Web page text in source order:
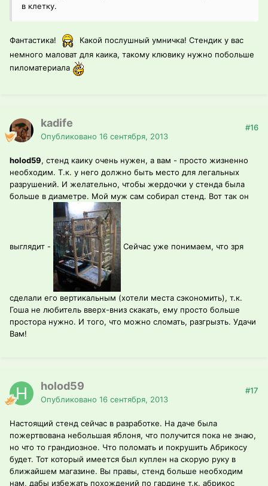
в клетку.
Фантастика!
Какой послушный умничка! Стендик у вас
немного маловат для каика, такому клювику нужно побольше
пиломатериала
kadife
Опубликовано 16 сентября, 2013
#16
holod59, стенд каику очень нужен, а вам - просто жизненно
необходим. Т.к. у него должно быть место для легальных
разрушений. И желательно, чтобы жердочки у стенда была
больше в диаметре. Мой муж сам собирал стенд. Вот так он
выглядит - Сейчас уже понимаем, что зря
сделали его вертикальным (хотели места сэкономить), т.к.
Гоша не любитель вверх-вниз скакать, ему просто больше
простора нужно. И того, что можно сломать, разгрызть. Удачи
Вам!
holod59
Опубликовано 16 сентября, 2013
#17
Настоящий стенд сейчас в разработке. На даче была
пожертвована небольшая яблоня, что получится пока не знаю,
но что то грандиозное. Что поломать и покрушить Абрикосу
будет. Тот который имеется был куплен на скорую руку в
ближайшем магазине. Вы правы, стенд больше необходим
нам, дабы избежать похождений по гардине т.к. абрикос